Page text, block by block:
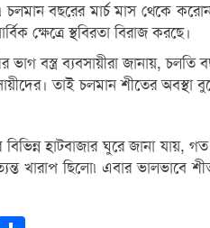
চলমান বছরের মার্চ মাস থেকে
ক্ষেত্রে স্থবিরতা বিরাজ করছে।
ভাগ বস্ত্র ব্যবসায়ীরা জানায়,
তাই চলমান শীতের অবস্থা
বিভিন্ন হাটবাজার ঘুরে জানা
খারাপ ছিলো৷ এবার ভালভাবে